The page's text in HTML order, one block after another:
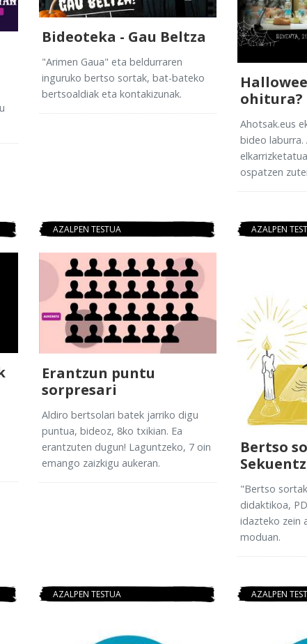
Bideoteka - Gau Beltza
"Arimen Gaua" eta beldurraren
inguruko bertso sortak, bat-bateko
bertsoaldiak eta kontakizunak.
ohitura?
Ahotsak.eus
bideo laburra.
ospatzen
AZALPEN TESTUA
Erantzun puntu
sorpresari
Aldiro bertsolari batek jarriko digu
puntua, bideoz, 8ko txikian. Ea
erantzuten dugun! Laguntzeko, 7 oin
emango zaizkigu aukeran.
AZALPEN
Bertso
"Bertso
didaktikoa,
idazteko zein
moduan.
AZALPEN TESTUA AZALPEN